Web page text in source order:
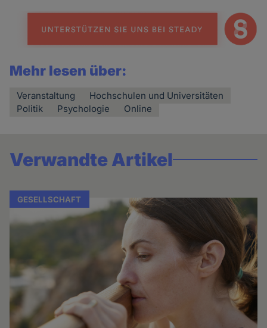
Mehr lesen über:
Veranstaltung
Hochschulen und Universitäten
Politik
Psychologie Online
Verwandte Artikel
GESELLSCHAFT